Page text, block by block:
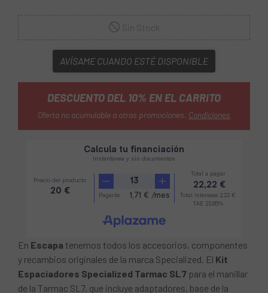
AVÍSAME CUANDO ESTÉ DISPONIBLE
DESCUENTO DEL 10% EN EL CARRITO
Oferta no acumulable a otras promociones. Condiciones
En Escapa tenemos todos los accesorios, componentes
y recambios originales de la marca Specialized. El Kit
Espaciadores Specialized Tarmac SL7 para el manillar
de la Tarmac SL7, que incluye adaptadores, base de la